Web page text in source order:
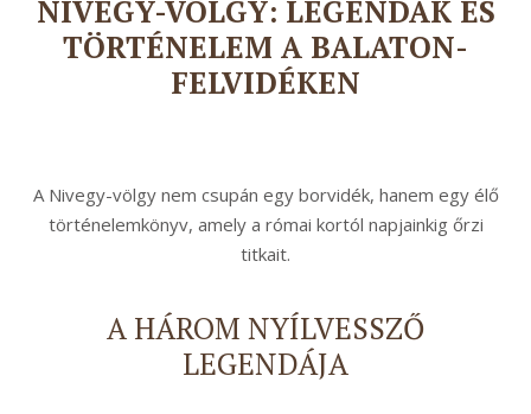
NIVEGY-VÖLGY: LEGENDÁK ÉS
TÖRTÉNELEM A BALATON-
FELVIDÉKEN
A Nivegy-völgy nem csupán egy borvidék, hanem egy élő
történelemkönyv, amely a római kortól napjainkig őrzi
titkait.
A HÁROM NYÍLVESSZŐ
LEGENDÁJA